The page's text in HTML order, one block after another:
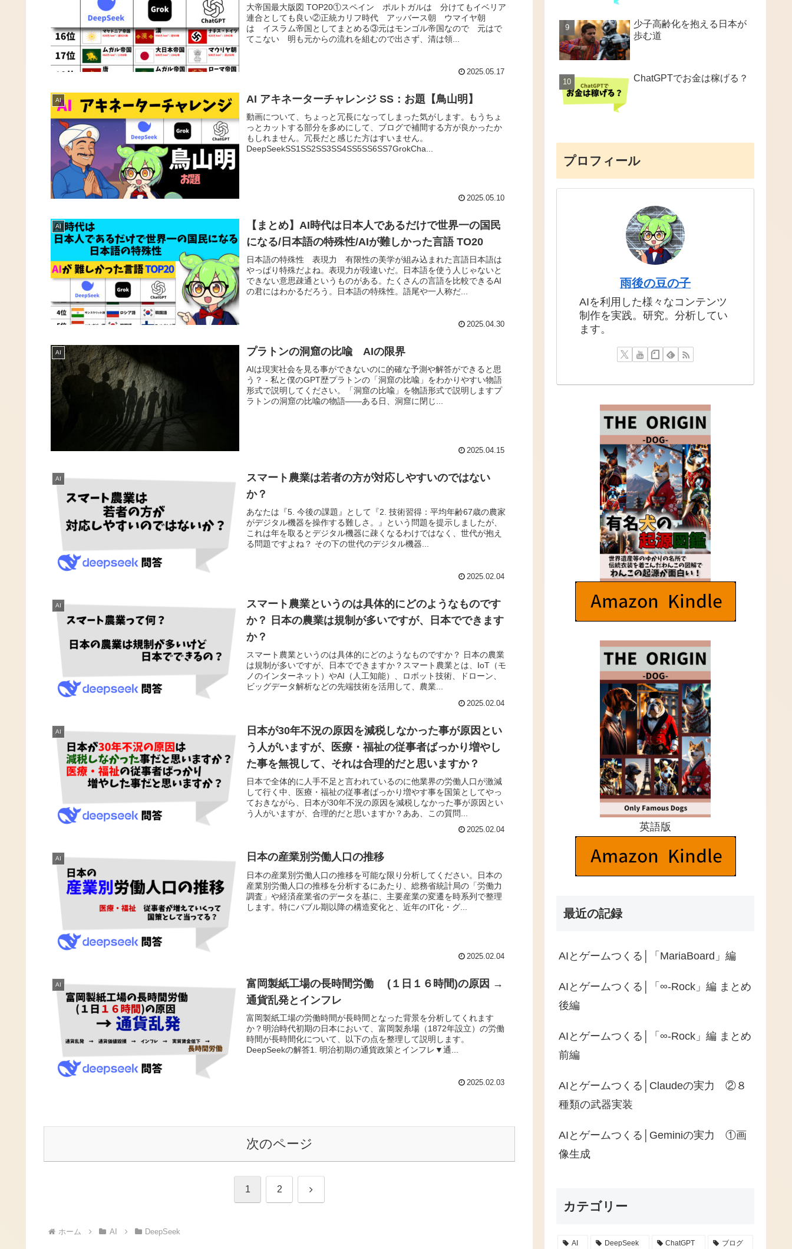
大帝国最大版図 TOP20①スペイン ポルトガルは 分けてもイベリア
連合としても良い②正統カリフ時代 アッバース朝 ウマイヤ朝
は イスラム帝国としてまとめる③元はモンゴル帝国なので 元はで
てこない 明も元からの流れを組むので出さず、清は領...
2025.05.17
AI AI アキネーターチャレンジ SS：お題【鳥山明】
動画について、ちょっと冗長になってしまった気がします。もうちょ
っとカットする部分を多めにして、ブログで補間する方が良かったか
もしれません。冗長だと感じた方はすいません。
DeepSeekSS1SS2SS3SS4SS5SS6SS7GrokCha...
2025.05.10
AI
【まとめ】AI時代は日本人であるだけで世界一の国民
になる/日本語の特殊性/AIが難しかった言語 TO20
日本語の特殊性 表現力 有限性の美学が組み込まれた言語日本語は
やっぱり特殊だよね。表現力が段違いだ。日本語を使う人じゃないと
できない意思疎通というものがある。たくさんの言語を比較できるAI
の君にはわかるだろう。日本語の特殊性。語尾や一人称だ...
2025.04.30
AI プラトンの洞窟の比喩 AIの限界
AIは現実社会を見る事ができないのに的確な予測や解答ができると思
う？ - 私と僕のGPT歴プラトンの「洞窟の比喩」をわかりやすい物語
形式で説明してください。「洞窟の比喩」を物語形式で説明しますプ
ラトンの洞窟の比喩の物語――ある日、洞窟に閉じ...
2025.04.15
AI
スマート農業は若者の方が対応しやすいのではない
か？
あなたは『5. 今後の課題』として『2. 技術習得：平均年齢67歳の農家
がデジタル機器を操作する難しさ。』という問題を提示しましたが、
これは年を取るとデジタル機器に疎くなるわけではなく、世代が抱え
る問題ですよね？ その下の世代のデジタル機器...
2025.02.04
AI
スマート農業というのは具体的にどのようなものです
か？ 日本の農業は規制が多いですが、日本でできます
か？
スマート農業というのは具体的にどのようなものですか？ 日本の農業
は規制が多いですが、日本でできますか？スマート農業とは、IoT（モ
ノのインターネット）やAI（人工知能）、ロボット技術、ドローン、
ビッグデータ解析などの先端技術を活用して、農業...
2025.02.04
AI
日本が30年不況の原因を減税しなかった事が原因とい
う人がいますが、医療・福祉の従事者ばっかり増やし
た事を無視して、それは合理的だと思いますか？
日本で全体的に人手不足と言われているのに他業界の労働人口が激減
して行く中、医療・福祉の従事者ばっかり増やす事を国策としてやっ
ておきながら、日本が30年不況の原因を減税しなかった事が原因とい
う人がいますが、合理的だと思いますか？ああ、この質問...
2025.02.04
AI 日本の産業別労働人口の推移
日本の産業別労働人口の推移を可能な限り分析してください。日本の
産業別労働人口の推移を分析するにあたり、総務省統計局の「労働力
調査」や経済産業省のデータを基に、主要産業の変遷を時系列で整理
します。特にバブル期以降の構造変化と、近年のIT化・グ...
2025.02.04
AI
富岡製紙工場の長時間労働 (１日１６時間)の原因 →
通貨乱発とインフレ
富岡製紙工場の労働時間が長時間となった背景を分析してくれます
か？明治時代初期の日本において、富岡製糸場（1872年設立）の労働
時間が長時間化について、以下の点を整理して説明します。
DeepSeekの解答1. 明治初期の通貨政策とインフレ▼通...
2025.02.03
次のページ
1 2 次
ホーム AI DeepSeek
少子高齢化を抱える日本が
歩む道
ChatGPTでお金は稼げる？
プロフィール
雨後の豆の子
AIを利用した様々なコンテンツ
制作を実践。研究。分析してい
ます。
英語版
最近の記録
AIとゲームつくる│「MariaBoard」編
AIとゲームつくる│「∞-Rock」編 まとめ
後編
AIとゲームつくる│「∞-Rock」編 まとめ
前編
AIとゲームつくる│Claudeの実力 ②８
種類の武器実装
AIとゲームつくる│Geminiの実力 ①画
像生成
カテゴリー
AI DeepSeek ChatGPT ブログ